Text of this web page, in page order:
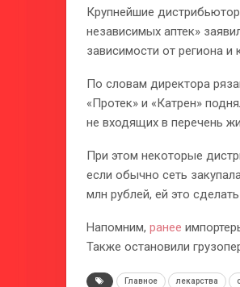
Крупнейшие
независимых аптек»
зависимости от региона и
По словам директора
«Протек» и «Катрен»
не входящих в перечень
При этом некоторые
если обычно сеть
млн рублей, ей это
Напомним, ранее
Также остановили
Главное лекарства